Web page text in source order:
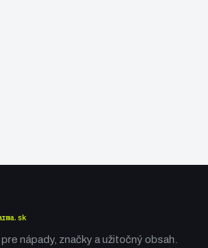
nápady, značky a užitočný obsah.